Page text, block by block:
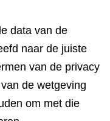
data van de
naar de juiste
van de privacy
de wetgeving
om met die